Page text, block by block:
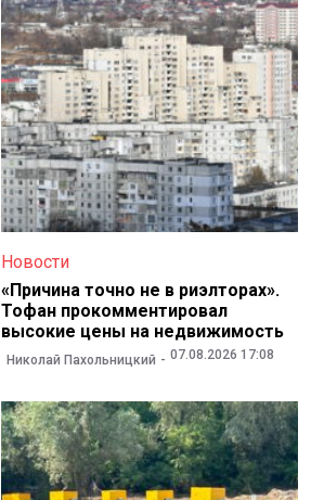
Новости
«Причина точно не в риэлторах».
Тофан прокомментировал
высокие цены на недвижимость
Николай Пахольницкий 07.08.2026 17:08